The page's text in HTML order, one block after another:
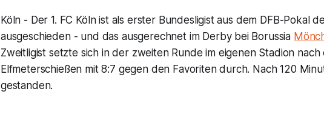
Köln - Der 1. FC Köln ist als erster Bundesligist aus dem DFB-Pokal
ausgeschieden - und das ausgerechnet im Derby bei Borussia
Zweitligist setzte sich in der zweiten Runde im eigenen Stadion nach
Elfmeterschießen mit 8:7 gegen den Favoriten durch. Nach 120
gestanden.